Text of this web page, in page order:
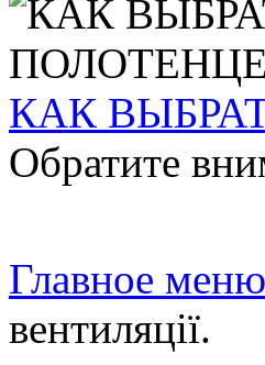
КАК
Обратите
Главное меню
вентиляції.